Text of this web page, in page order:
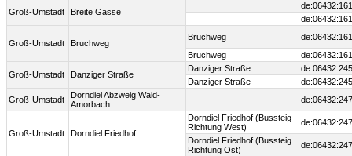
Groß-Umstadt Breite Gasse
Groß-Umstadt Bruchweg
Bruchweg
Bruchweg
Groß-Umstadt Danziger Straße
Danziger Straße
Danziger Straße
Groß-Umstadt
Dorndiel Abzweig Wald-
Amorbach
Groß-Umstadt Dorndiel Friedhof
Dorndiel Friedhof (Bussteig
Richtung West)
Dorndiel Friedhof (Bussteig
Richtung Ost)